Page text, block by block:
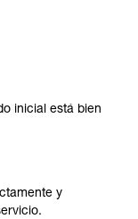
inicial está bien
y